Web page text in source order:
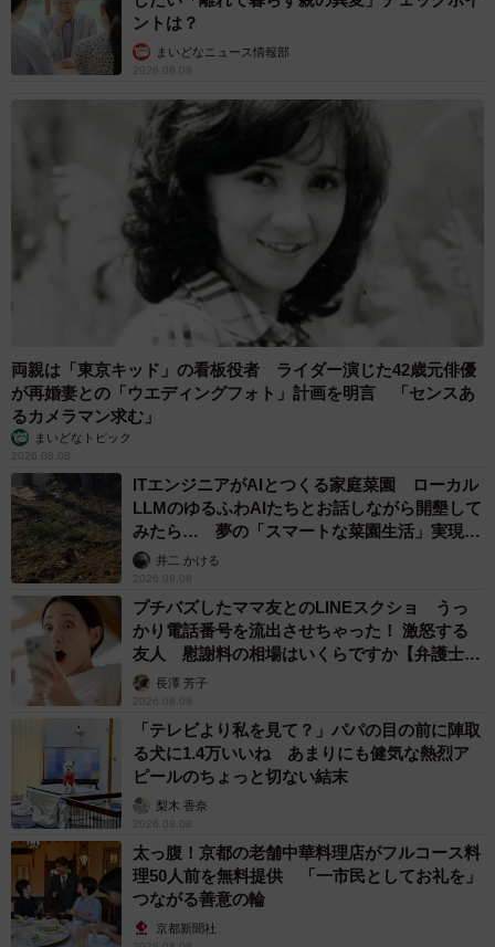
ントは？
まいどなニュース情報部
2026.08.08
両親は「東京キッド」の看板役者 ライダー演じた42歳元俳優
が再婚妻との「ウエディングフォト」計画を明言 「センスあ
るカメラマン求む」
まいどなトピック
2026.08.08
ITエンジニアがAIとつくる家庭菜園 ローカル
LLMのゆるふわAIたちとお話しながら開墾して
みたら… 夢の「スマートな菜園生活」実現な
るか井二 かける
2026.08.08
プチバズしたママ友とのLINEスクショ うっ
かり電話番号を流出させちゃった！ 激怒する
友人 慰謝料の相場はいくらですか【弁護士が
解説】長澤 芳子
2026.08.08
「テレビより私を見て？」パパの目の前に陣取
る犬に1.4万いいね あまりにも健気な熱烈ア
ピールのちょっと切ない結末
梨木 香奈
2026.08.08
太っ腹！京都の老舗中華料理店がフルコース料
理50人前を無料提供 「一市民としてお礼を」
つながる善意の輪
京都新聞社